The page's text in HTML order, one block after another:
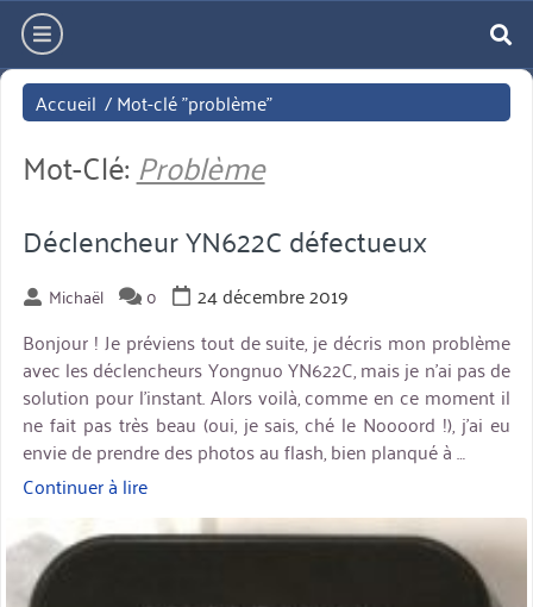
Aller
directement
au
contenu
hamburger
Accueil /Mot-clé "problème"
Mot-Clé: Problème
Déclencheur YN622C défectueux
Michaël 0
24 décembre 2019
Bonjour ! Je préviens tout de suite, je décris mon problème
avec les déclencheurs Yongnuo YN622C, mais je n’ai pas de
solution pour l’instant. Alors voilà, comme en ce moment il
ne fait pas très beau (oui, je sais, ché le Noooord !), j’ai eu
envie de prendre des photos au flash, bien planqué à …
Continuer à lire« Déclencheur
YN622C
défectueux »
miniature